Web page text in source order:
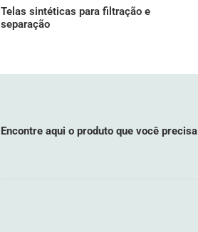
Telas sintéticas para filtração e
separação
Encontre aqui o produto que você precisa